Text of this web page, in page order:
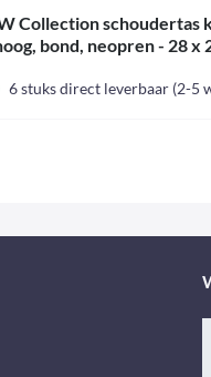
label
Collection schoudertas
bond, neopren - 28 x
6 stuks direct leverbaar (2-5